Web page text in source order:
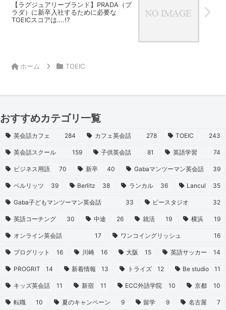
【ラグジュアリーブランド】PRADA（プ
ラダ）に新卒入社するために必要な
TOEICスコアは….!?
ホーム TOEIC
おすすめカテゴリ一覧
英会話カフェ 284 カフェ英会話 278 TOEIC 243
英会話スクール 159 子供英会話 81 英語学習 74
ビジネス用語 70 新卒 40 Gabaマンツーマン英会話 39
ベルリッツ 39 Berlitz 38 ランカル 36 Lancul 35
Gaba子どもマンツーマン英会話 33 ビースタジオ 32
英語コーチング 30 中途 26 就活 19 横浜 19
オンライン英会話 17 ワンコイングリッシュ 16
プログリット 16 川崎 16 大阪 15 英語サッカー 14
PROGRIT 14 新着情報 13 トライズ 12 Be studio 11
キッズ英会話 11 新宿 11 ECC外語学院 10 京都 10
転職 10 夏のキャンペーン 9 留学 9 名古屋 7